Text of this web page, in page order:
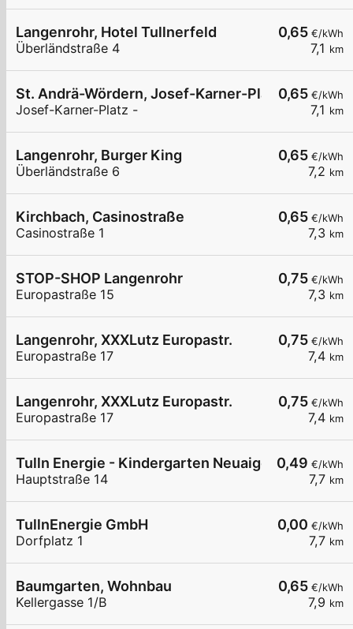
0,65 €/kWh
7,1 km
Langenrohr, Hotel Tullnerfeld
Überländstraße 4
0,65 €/kWh
7,1 km
St. Andrä-Wördern, Josef-Karner-Platz
Josef-Karner-Platz -
0,65 €/kWh
7,2 km
Langenrohr, Burger King
Überländstraße 6
0,65 €/kWh
7,3 km
Kirchbach, Casinostraße
Casinostraße 1
0,75 €/kWh
7,3 km
STOP-SHOP Langenrohr
Europastraße 15
0,75 €/kWh
7,4 km
Langenrohr, XXXLutz Europastr.
Europastraße 17
0,75 €/kWh
7,4 km
Langenrohr, XXXLutz Europastr.
Europastraße 17
0,49 €/kWh
7,7 km
Tulln Energie - Kindergarten Neuaigen
Hauptstraße 14
0,00 €/kWh
7,7 km
TullnEnergie GmbH
Dorfplatz 1
0,65 €/kWh
7,9 km
Baumgarten, Wohnbau
Kellergasse 1/B